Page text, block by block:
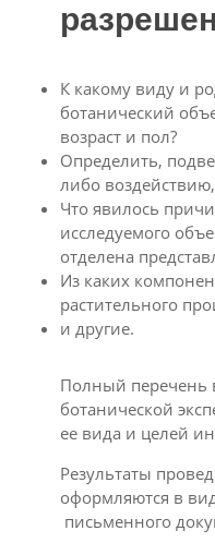
К какому виду и
ботанический
возраст и пол?
Определить,
либо
Что явилось
исследуемого
отделена
Из каких
растительного
и другие.
Полный перечень
ботанической
ее вида и целей
Результаты
оформляются в
письменного